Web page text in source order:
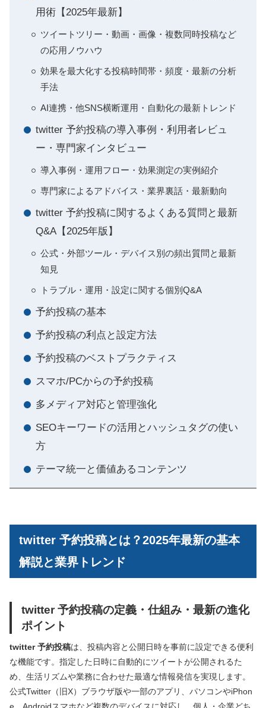
用術【2025年最新】
ツイートツリー・動画・画像・複数同時投稿など
の応用ノウハウ
効果を最大化する投稿時間帯・頻度・最新の分析
手法
AI連携・他SNS横断運用・自動化の最新トレンド
twitter 予約投稿の導入事例・利用者レビュ
ー・専門家インタビュー
導入事例・運用フロー・効果測定の実例紹介
専門家によるアドバイス・業界裏話・最新動向
twitter 予約投稿に関するよくある質問と最新
Q&A【2025年版】
公式・外部ツール・デバイス別の頻出質問と最新
知見
トラブル・運用・設定に関する個別Q&A
予約投稿の基本
予約投稿の利点と設定方法
予約投稿のベストプラクティス
スマホ/PCからの予約投稿
多メディア対応と管理強化
SEOキーワードの活用とハッシュタグの使い
方
テーマ統一と価値あるコンテンツ
twitter 予約投稿とは？2025年最新の基本
解説と業界トレンド
twitter 予約投稿の定義・仕組み・最新の進化
ポイント
twitter 予約投稿は、投稿内容と公開日時を事前に設定できる便利
な機能です。指定した日時に自動的にツイートが公開されるた
め、生活リズムや業務に合わせた最適な情報発信を実現します。
公式Twitter（旧X）ブラウザ版や一部のアプリ、パソコンやiPhon